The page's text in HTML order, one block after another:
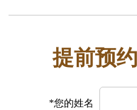
提前预
*您的姓名